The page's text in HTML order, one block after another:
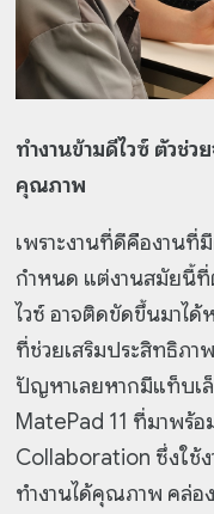
ทำงานข้ามดีไวซ์ ตัวช่ว
คุณภาพ
เพราะงานที่ดีคืองานที่
กำหนด แต่งานสมัยนี้ที่
ไวซ์ อาจติดขัดขึ้นมาไ
ที่ช่วยเสริมประสิทธิภา
ปัญหาเลยหากมีแท็บเล็
MatePad 11 ที่มาพร้
Collaboration ซึ่งใช้ง
ทำงานได้คุณภาพ คล่อ